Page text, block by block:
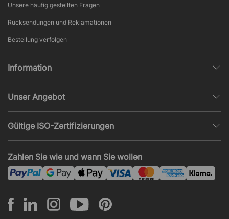
Unsere häufig gestellten Fragen
Rücksendungen und Reklamationen
Bestellung verfolgen
Information
AGB und Widerruf
Beliebte Seiten
News und Artikel
Unser Angebot
Projekte, Angebote & Montage
Montage
Zahlen Sie wie und wann Sie wollen
Gültige ISO-Zertifizierungen
ISO 14001
ISO 45001